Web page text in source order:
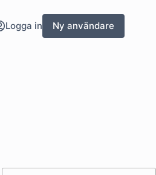
Logga in Ny användare